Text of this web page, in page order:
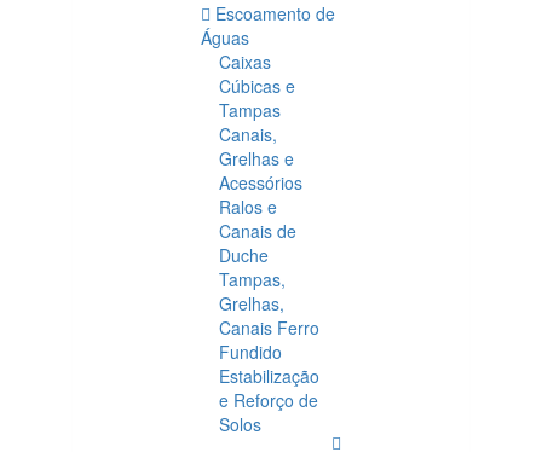
Escoamento de
Águas
Caixas
Cúbicas e
Tampas
Canais,
Grelhas e
Acessórios
Ralos e
Canais de
Duche
Tampas,
Grelhas,
Canais Ferro
Fundido
Estabilização
e Reforço de
Solos